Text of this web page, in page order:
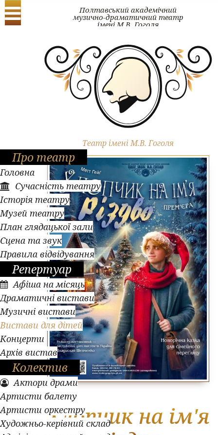
Театр імені М.В. Гоголя
Про театр
Головна
Сучасність театру
Історія театру
Музей театру
План глядацької зали
Сцена та звук
Правила відвідування
Репертуар
Афіша на місяць
Драматичні вистави
Музичні вистави
Вистави для дітей
Концерти
Архів вистав
Колектив
Актори драми
Артисти балету
Артисти оркестру
Художньо-керівний склад
Полтавський академічний
музично-драматичний театр
імені М.В. Гоголя
КВИТОК
Вистави для дітей
Хлопчик на ім'я